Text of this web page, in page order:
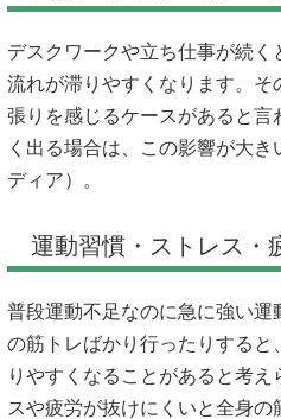
デスクワークや立ち仕事が続
流れが滞りやすくなります。
張りを感じるケースがあると
く出る場合は、この影響が大き
ディア）。
運動習慣・ストレス・
普段運動不足なのに急に強い
の筋トレばかり行ったりする
りやすくなることがあると考
スや疲労が抜けにくいと全身の